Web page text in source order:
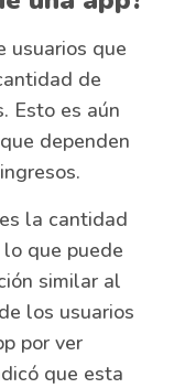
usuarios que
de
Esto es aún
dependen
la cantidad
que puede
similar al
los usuarios
por ver
que esta